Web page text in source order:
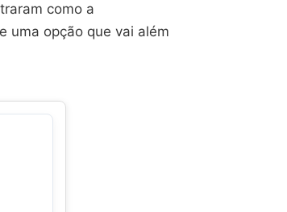
como a
uma opção que vai além